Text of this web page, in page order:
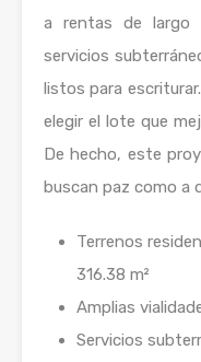
a rentas de largo
servicios
listos para
elegir el lote que
De hecho, este
buscan paz como a
Terrenos
316.38 m²
Amplias
Servicios